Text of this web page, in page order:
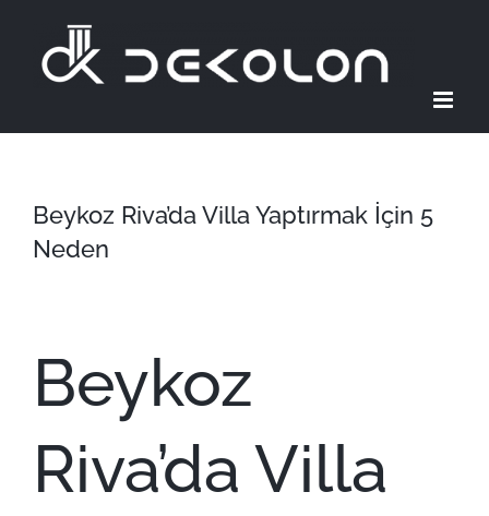
Beykoz Riva’da Villa Yaptırmak İçin 5
Neden
Beykoz
Riva’da Villa